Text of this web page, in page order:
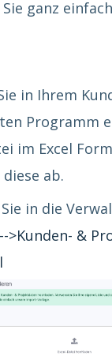
ganz
in Ihrem
Programm
im Excel
ab.
in die
>Kunden- &